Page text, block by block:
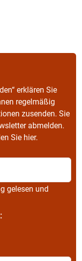
erklären Sie
regelmäßig
zusenden. Sie
abmelden.
Sie hier.
gelesen und